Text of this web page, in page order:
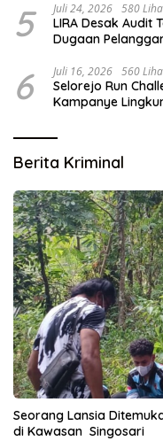
5 Juli 24, 2026 580
LIRA Desak Audit
Dugaan
6 Juli 16, 2026 560
Selorejo Run
Kampanye
Berita Kriminal
Seorang Lansia
di Kawasan Singosari